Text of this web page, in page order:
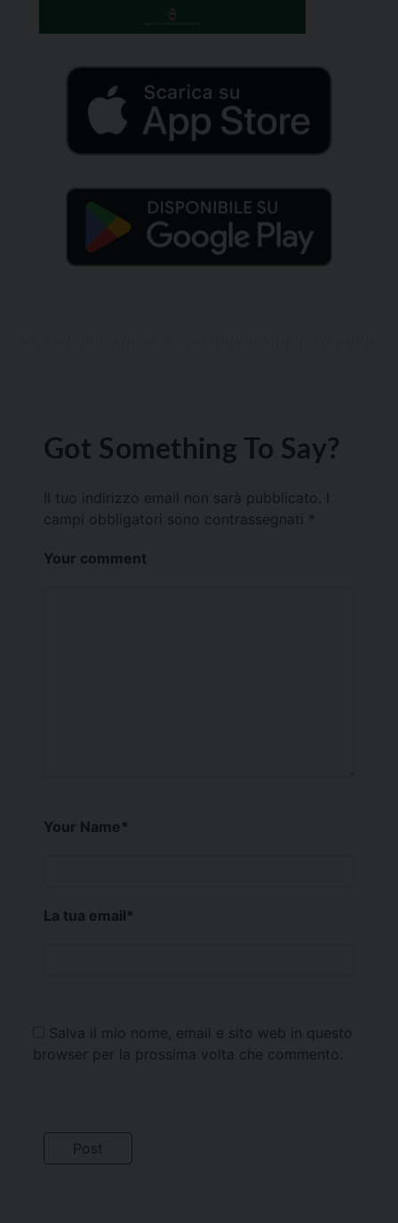
Got Something To Say?
Il tuo indirizzo email non sarà pubblicato.
campi obbligatori sono contrassegnati *
Your comment
Your Name*
La tua email*
Salva il mio nome, email e sito web in questo
browser per la prossima volta che commento.